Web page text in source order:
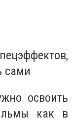
сами
освоить
как в